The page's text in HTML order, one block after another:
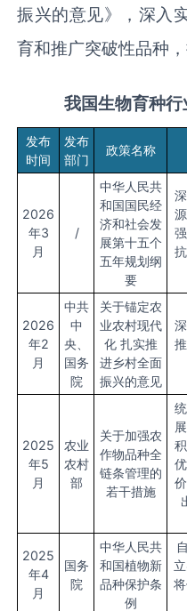
振兴的意见》，深入
育和推广突破性品种
我国生物育种行
发布
时间
发布
部门
政策名称
2026
年3
月
/
中华人民共
和国国民经
济和社会发
展第十五个
五年规划纲
要
2026
年2
月
中共
中
央、
国务
院
关于锚定农
业农村现代
化 扎实推
进乡村全面
振兴的意见
2025
年5
月
农业
农村
部
关于加强农
作物品种全
链条管理的
若干措施
2025
年4
月
国务
院
中华人民共
和国植物新
品种保护条
例